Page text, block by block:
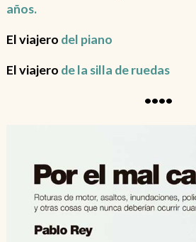
años.
El viajero del piano
El viajero de la silla de ruedas
••••